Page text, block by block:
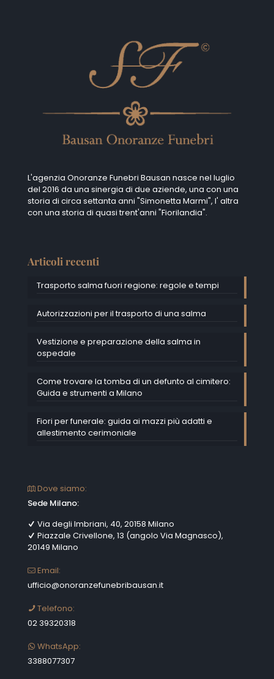
L'agenzia Onoranze Funebri Bausan nasce nel luglio
del 2016 da una sinergia di due aziende, una con una
storia di circa settanta anni "Simonetta Marmi", I' altra
con una storia di quasi trent'anni "Fiorilandia".
Articoli recenti
Trasporto salma fuori regione: regole e tempi
Autorizzazioni per il trasporto di una salma
Vestizione e preparazione della salma in
ospedale
Come trovare la tomba di un defunto al cimitero:
Guida e strumenti a Milano
Fiori per funerale: guida ai mazzi più adatti e
allestimento cerimoniale
Dove siamo:
Sede Milano:
Via degli Imbriani, 40, 20158 Milano
Piazzale Crivellone, 13 (angolo Via Magnasco),
20149 Milano
Email:
ufficio@onoranzefunebribausan.it
Telefono:
02 39320318
WhatsApp:
3388077307